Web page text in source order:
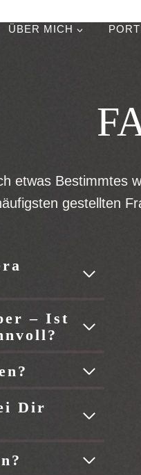
ÜBER MICH
etwas Bestimmtes
gestellten
– Ist
Dir